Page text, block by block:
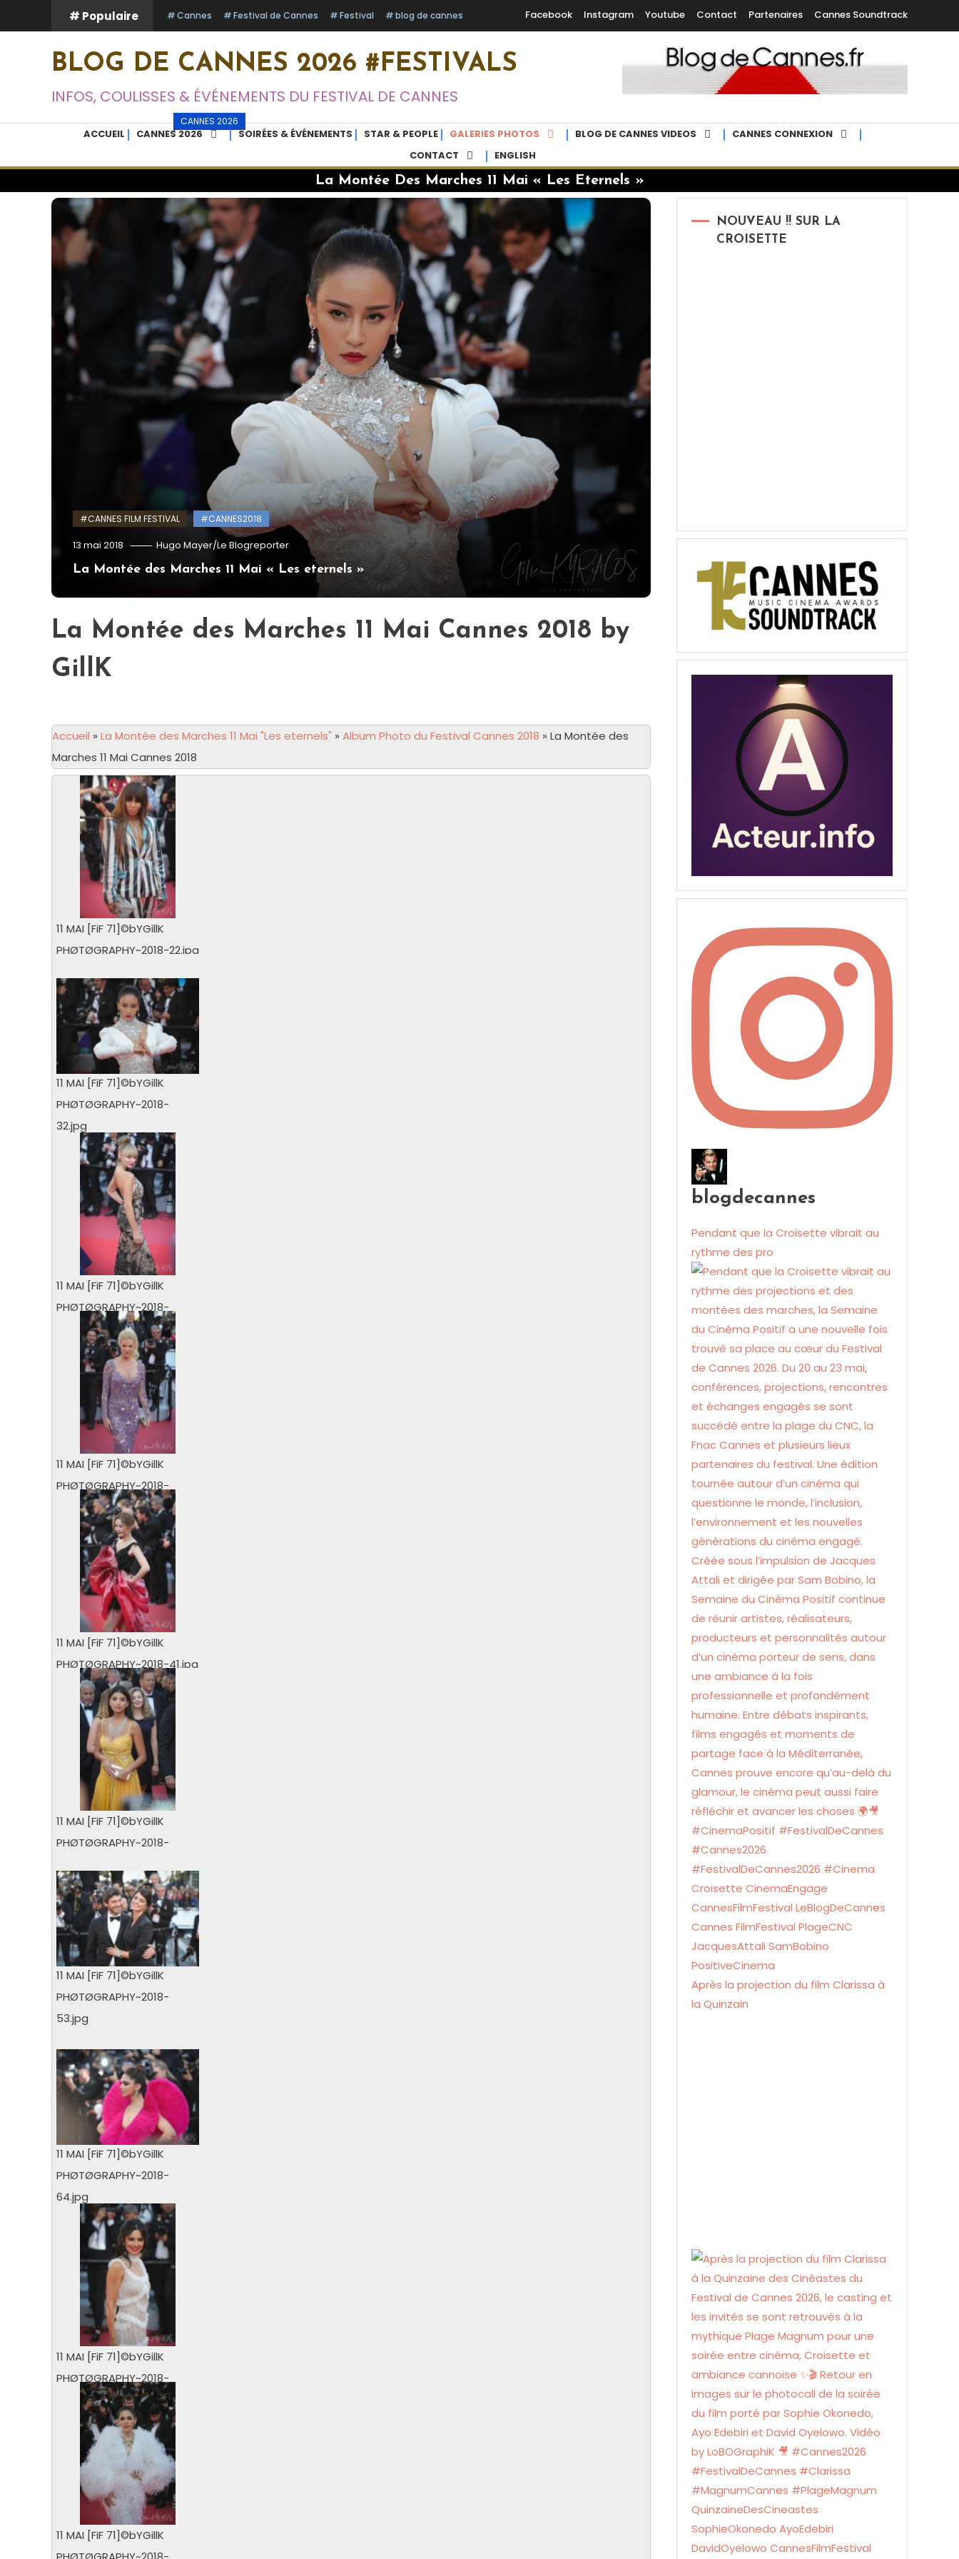
To
# Populaire Cannes Festival de Cannes Festival blog de cannes Facebook Instagram Youtube Contact Partenaires Cannes Soundtrack
BLOG DE CANNES 2026 #FESTIVALS
INFOS, COULISSES & ÉVÉNEMENTS DU FESTIVAL DE CANNES
ACCUEIL CANNES 2026
CANNES 2026
SOIRÉES & ÉVÉNEMENTS STAR & PEOPLE GALERIES PHOTOS BLOG DE CANNES VIDEOS
CANNES CONNEXION
CONTACT
ENGLISH
La Montée Des Marches 11 Mai « Les Eternels »
#CANNES FILM FESTIVAL #CANNES2018
13 mai 2018
Hugo Mayer/Le Blogreporter
La Montée des Marches 11 Mai « Les eternels »
La Montée des Marches 11 Mai Cannes 2018 by
GillK
Accueil » La Montée des Marches 11 Mai "Les eternels" » Album Photo du Festival Cannes 2018 » La Montée des
Marches 11 Mai Cannes 2018
11 MAI [FiF 71]©bYGillK
PHØTØGRAPHY~2018-22.jpg
11 MAI [FiF 71]©bYGillK
PHØTØGRAPHY~2018-
32.jpg
11 MAI [FiF 71]©bYGillK
PHØTØGRAPHY~2018-
36.jpg
11 MAI [FiF 71]©bYGillK
PHØTØGRAPHY~2018-
40.jpg
11 MAI [FiF 71]©bYGillK
PHØTØGRAPHY~2018-41.jpg
11 MAI [FiF 71]©bYGillK
PHØTØGRAPHY~2018-
0 vu
11 MAI [FiF 71]©bYGillK
PHØTØGRAPHY~2018-
53.jpg
11 MAI [FiF 71]©bYGillK
PHØTØGRAPHY~2018-
64.jpg
11 MAI [FiF 71]©bYGillK
PHØTØGRAPHY~2018-
82.jpg
11 MAI [FiF 71]©bYGillK
NOUVEAU !! SUR LA
CROISETTE
blogdecannes
Pendant que la Croisette vibrait au
rythme des pro
Après la projection du film Clarissa à
la Quinzain